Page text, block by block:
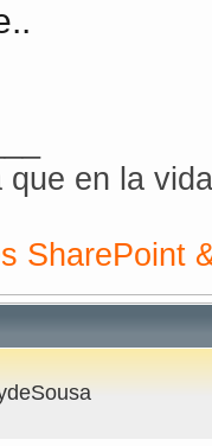
que en la
SharePoint